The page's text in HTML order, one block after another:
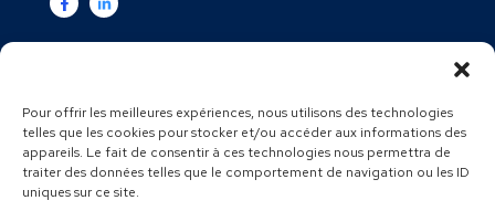
Pour offrir les meilleures expériences, nous utilisons des technologies
telles que les cookies pour stocker et/ou accéder aux informations des
appareils. Le fait de consentir à ces technologies nous permettra de
traiter des données telles que le comportement de navigation ou les ID
uniques sur ce site.
comptable PACA–Expert comptable Brignoles–Expert
comptable Le Val–Expert comptable Carces–Expert
comptable Montfort–Expert comptable Cotignac–Expert
comptable Camps la source
Expert comptable Vins sur
caramy–Expert comptable Cabasse–Expert comptable
Flassans sur issole